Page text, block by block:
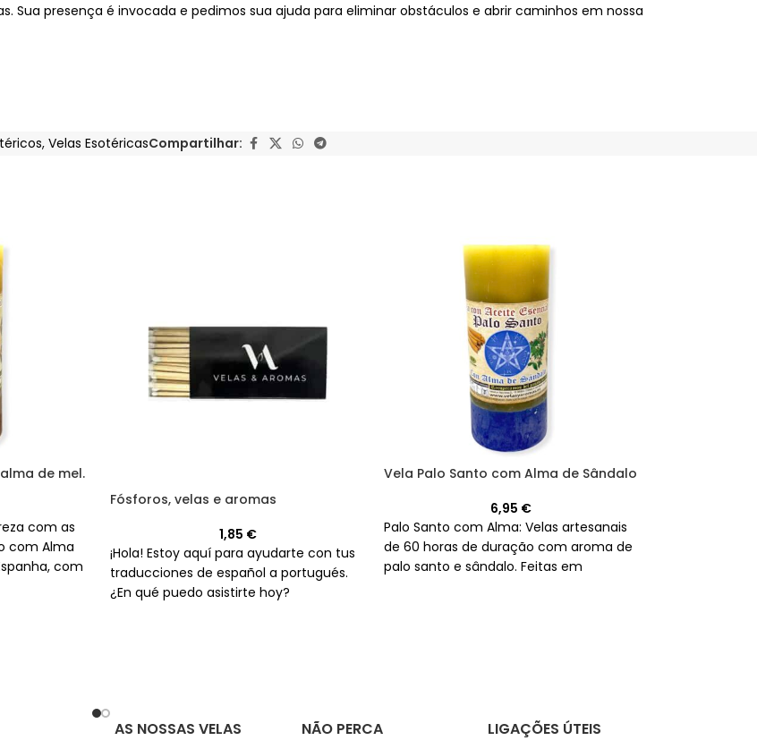
Sua presença é invocada e pedimos sua ajuda para eliminar obstáculos e abrir caminhos em nossa
, Velas EsotéricasCompartilhar:
de mel.
com as
com Alma
com
Fósforos, velas e aromas
1,85 €
¡Hola! Estoy aquí para ayudarte con tus
traducciones de español a portugués.
¿En qué puedo asistirte hoy?
Vela Palo Santo com Alma de Sândalo
6,95 €
Palo Santo com Alma: Velas artesanais
de 60 horas de duração com aroma de
palo santo e sândalo. Feitas em
AS NOSSAS VELAS NÃO PERCA LIGAÇÕES ÚTEIS